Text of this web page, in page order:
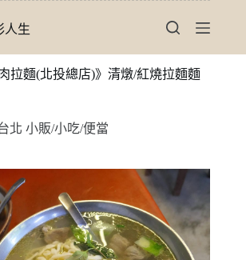
人生
拉麵(北投總店)》清燉/紅燒拉麵麵
北 小販/小吃/便當